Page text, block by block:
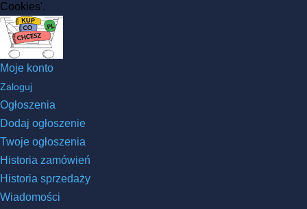
Cookies'.
Moje konto
Zaloguj
Ogłoszenia
Dodaj ogłoszenie
Twoje ogłoszenia
Historia zamówień
Historia sprzedaży
Wiadomości